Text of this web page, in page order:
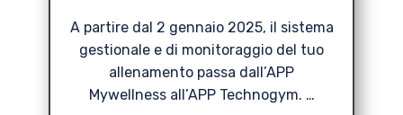
A partire dal 2 gennaio 2025, il sistema
gestionale e di monitoraggio del tuo
allenamento passa dall’APP
Mywellness all’APP Technogym. …